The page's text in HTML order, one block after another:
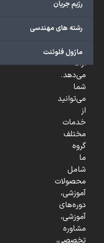
رژیم جریان
رشته های مهندسی
ماژول فلوئنت
دانشگاهی،
صنعتی
...
ارائه
می‌دهد.
شما
می‌توانید
از
خدمات
مختلف
گروه
ما
شامل
محصولات
آموزشی،
دوره‌های
آموزشی،
مشاوره
تخصصی،